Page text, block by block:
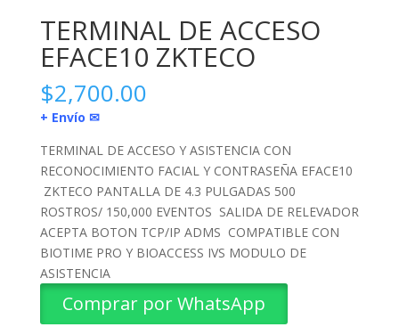
TERMINAL DE ACCESO
EFACE10 ZKTECO
$2,700.00
+ Envío ✉
TERMINAL DE ACCESO Y ASISTENCIA CON
RECONOCIMIENTO FACIAL Y CONTRASEÑA EFACE10
ZKTECO PANTALLA DE 4.3 PULGADAS 500
ROSTROS/ 150,000 EVENTOS SALIDA DE RELEVADOR
ACEPTA BOTON TCP/IP ADMS COMPATIBLE CON
BIOTIME PRO Y BIOACCESS IVS MODULO DE
ASISTENCIA
Comprar por WhatsApp